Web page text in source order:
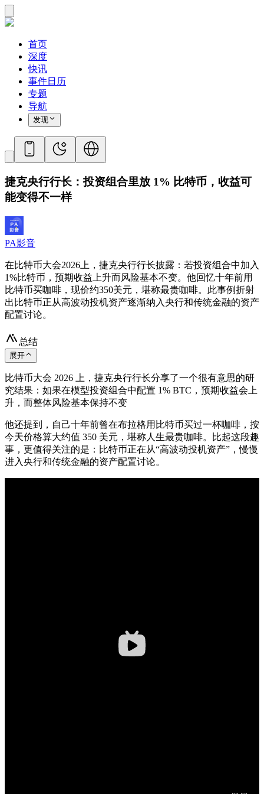
首页
深度
快讯
事件日历
专题
导航
发现
捷克央行行长：投资组合里放 1% 比特币，收益可
能变得不一样
PA影音
在比特币大会2026上，捷克央行行长披露：若投资组合中加入
1%比特币，预期收益上升而风险基本不变。他回忆十年前用
比特币买咖啡，现价约350美元，堪称最贵咖啡。此事例折射
出比特币正从高波动投机资产逐渐纳入央行和传统金融的资产
配置讨论。
总结
展开
比特币大会 2026 上，捷克央行行长分享了一个很有意思的研
究结果：如果在模型投资组合中配置 1% BTC，预期收益会上
升，而整体风险基本保持不变
他还提到，自己十年前曾在布拉格用比特币买过一杯咖啡，按
今天价格算大约值 350 美元，堪称人生最贵咖啡。比起这段趣
事，更值得关注的是：比特币正在从“高波动投机资产”，慢慢
进入央行和传统金融的资产配置讨论。